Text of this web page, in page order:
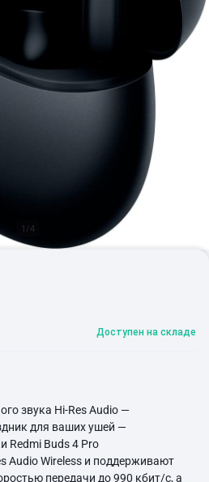
1/4
Доступен на складе
звука Hi-Res Audio —
для ваших ушей —
Redmi Buds 4 Pro
Audio Wireless и поддерживают
передачи до 990 кбит/с, а